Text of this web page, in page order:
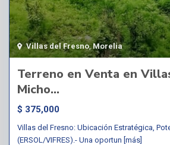
Villas del Fresno,Morelia
Terreno en Venta en
Micho...
$ 375,000
Villas del Fresno: Ubicación Estratégica,
(ERSOL/VIFRES).- Una oportun [más]